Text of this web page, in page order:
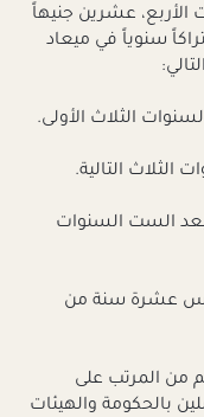
الأربع، عشرين جنيهاً
سنوياً في ميعاد
بعد الست السنوات
عشرة سنة من
من المرتب على
بالحكومة والهيئات